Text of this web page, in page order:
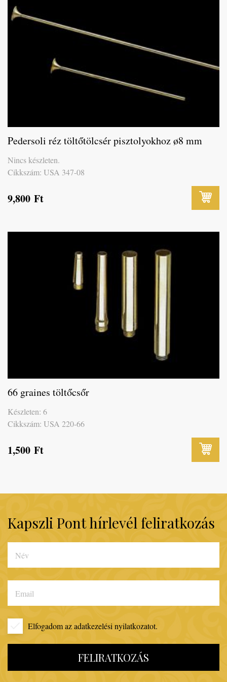
Pedersoli réz töltőtölcsér pisztolyokhoz ø8 mm
Nincs készleten.
Cikkszám: USA 347-08
9,800 Ft
66 graines töltőcsőr
Készleten: 6
Cikkszám: USA 220-66
1,500 Ft
Kapszli Pont hírlevél feliratkozás
Elfogadom azadatkezelési nyilatkozatot.
FELIRATKOZÁS